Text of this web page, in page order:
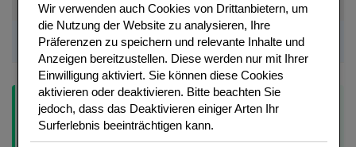
Salz 0,5 TL Fein Hebt Suesse hervor
Gruene Zwiebeln 3 EL
Fein
gehackt
Klassische herzhafte
Variante
Tipp: Kanom Krok Pfanne:Fuer Kanom Krok braucht man
eine spezielle halbrunde Vertiefungs-Pfanne (aehnlich wie
Aebleskiver/Takoyaki-Pfanne). In Thailand ist es eine
Wir verwenden auch Cookies von Drittanbietern, um
die Nutzung der Website zu analysieren, Ihre
Präferenzen zu speichern und relevante Inhalte und
Anzeigen bereitzustellen. Diese werden nur mit Ihrer
Einwilligung aktiviert. Sie können diese Cookies
aktivieren oder deaktivieren. Bitte beachten Sie
jedoch, dass das Deaktivieren einiger Arten Ihr
Surferlebnis beeinträchtigen kann.